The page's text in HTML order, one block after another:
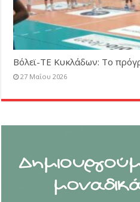
Βόλεϊ-ΤΕ Κυκλάδων: Το
27 Μαΐου 2026